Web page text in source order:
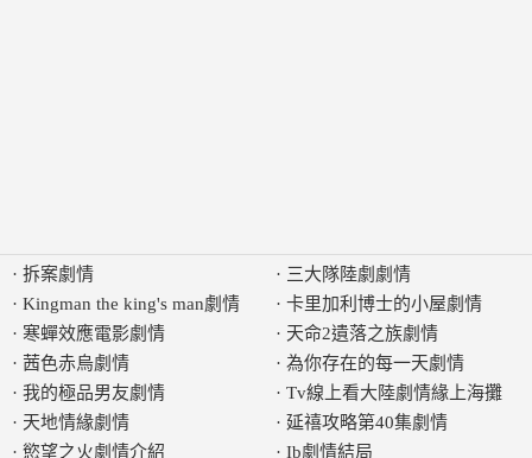
· 拆案劇情
· Kingman the king's man劇情
· 寒蟬效應電影劇情
· 茜色赤烏劇情
· 我的極品男友劇情
· 天地情緣劇情
· 慾望之火劇情介紹
· 三大隊陸劇劇情
· 卡里加利博士的小屋劇情
· 天命2遺落之族劇情
· 為你存在的每一天劇情
· Tv線上看大陸劇情緣上海攤
· 延禧攻略第40集劇情
· Ib劇情結局